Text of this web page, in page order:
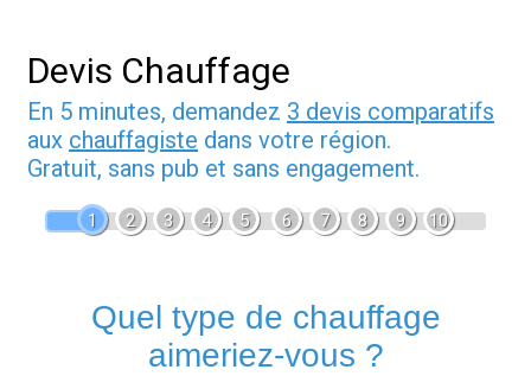
Devis Chauffage
En 5 minutes, demandez 3 devis comparatifs
aux chauffagiste dans votre région.
Gratuit, sans pub et sans engagement.
1 2 3 4 5 6 7 8 9 10
Quel type de chauffage
aimeriez-vous ?